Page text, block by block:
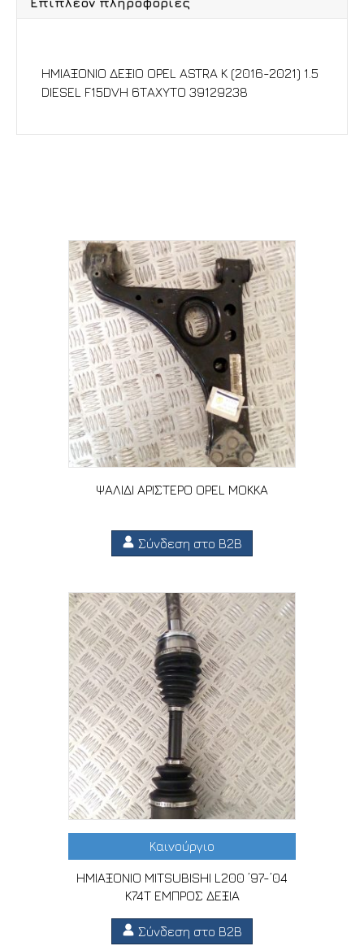
ΗΜΙΑΞΟΝΙΟ ΔΕΞΙΟ OPEL ASTRA K (2016-2021) 1.5
DIESEL F15DVH 6ΤΑΧΥΤΟ 39129238
ΨΑΛΙΔΙ ΑΡΙΣΤΕΡΟ OPEL MOKKA
Σύνδεση στο B2B
Καινούργιο
ΗΜΙΑΞΟΝΙΟ MITSUBISHI L200 ’97-’04
K74T ΕΜΠΡΟΣ ΔΕΞΙΑ
Σύνδεση στο B2B